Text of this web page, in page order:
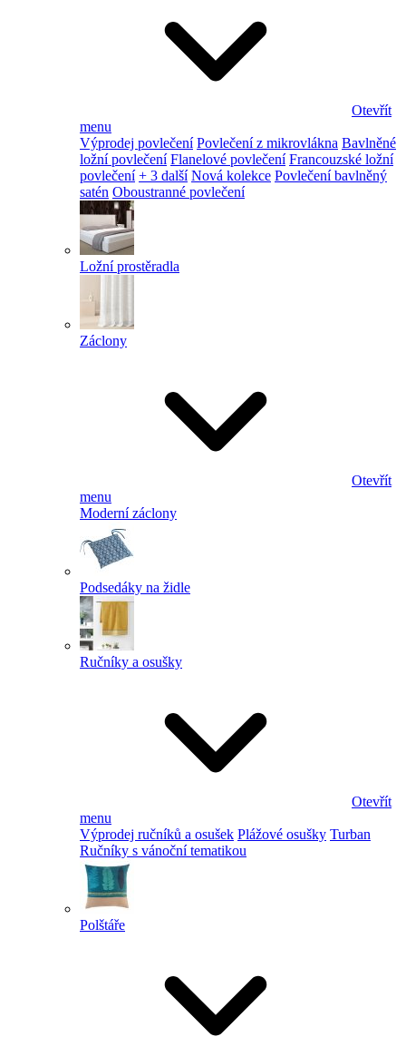
Otevřít
menu
Výprodej povlečení Povlečení z mikrovlákna Bavlněné
ložní povlečení Flanelové povlečení Francouzské ložní
povlečení + 3 další Nová kolekce Povlečení bavlněný
satén Oboustranné povlečení
Ložní prostěradla
Záclony
Otevřít
menu
Moderní záclony
Podsedáky na židle
Ručníky a osušky
Otevřít
menu
Výprodej ručníků a osušek Plážové osušky Turban
Ručníky s vánoční tematikou
Polštáře